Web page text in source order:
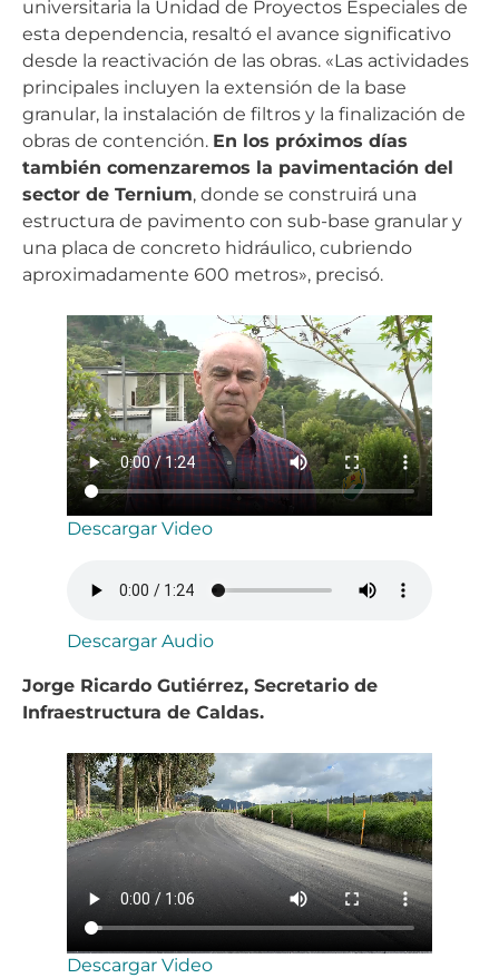
universitaria la Unidad de Proyectos Especiales de
esta dependencia, resaltó el avance significativo
desde la reactivación de las obras. «Las actividades
principales incluyen la extensión de la base
granular, la instalación de filtros y la finalización de
obras de contención. En los próximos días
también comenzaremos la pavimentación del
sector de Ternium, donde se construirá una
estructura de pavimento con sub-base granular y
una placa de concreto hidráulico, cubriendo
aproximadamente 600 metros», precisó.
Descargar Video
Descargar Audio
Jorge Ricardo Gutiérrez, Secretario de
Infraestructura de Caldas.
Descargar Video